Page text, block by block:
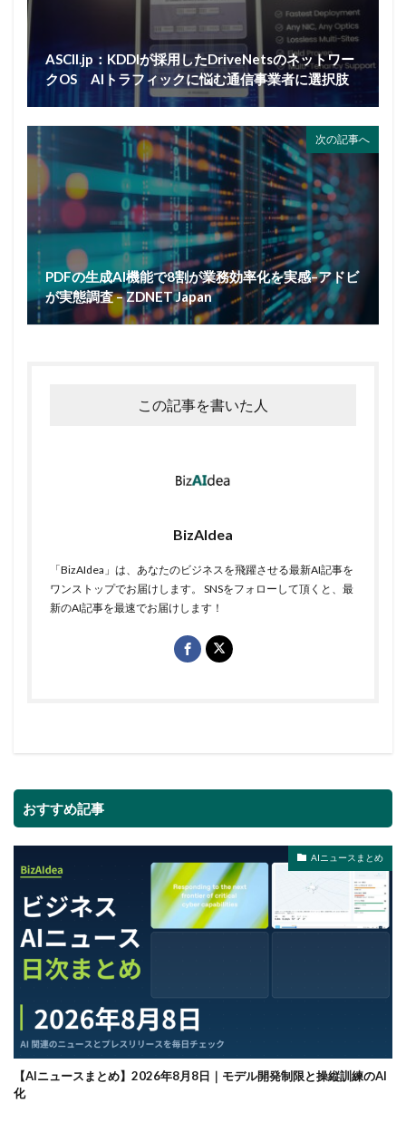
ASCII.jp：KDDIが採用したDriveNetsのネットワー
クOS AIトラフィックに悩む通信事業者に選択肢
次の記事へ
PDFの生成AI機能で8割が業務効率化を実感–アドビ
が実態調査 – ZDNET Japan
この記事を書いた人
BizAIdea
「BizAIdea」は、あなたのビジネスを飛躍させる最新AI記事を
ワンストップでお届けします。 SNSをフォローして頂くと、最
新のAI記事を最速でお届けします！
おすすめ記事
AIニュースまとめ
【AIニュースまとめ】2026年8月8日｜モデル開発制限と操縦訓練のAI
化